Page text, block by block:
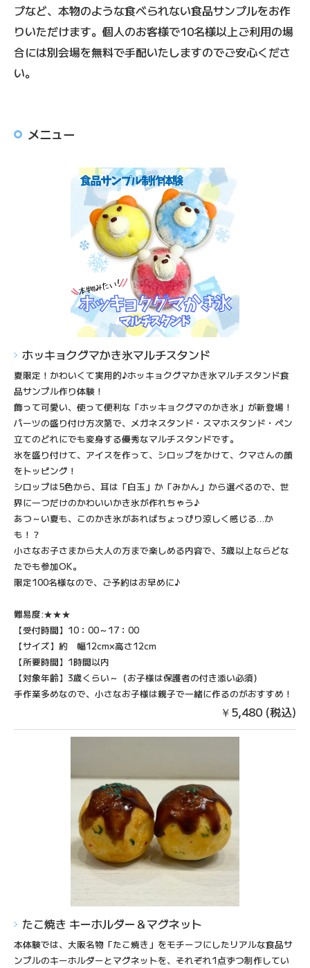
プなど、本物のような食べられない食品サンプルをお作
りいただけます。個人のお客様で10名様以上ご利用の場
合には別会場を無料で手配いたしますのでご安心くださ
い。
メニュー
ホッキョクグマかき氷マルチスタンド
夏限定！かわいくて実用的♪ホッキョクグマかき氷マルチスタンド食
品サンプル作り体験！
飾って可愛い、使って便利な「ホッキョクグマのかき氷」が新登場！
パーツの盛り付け方次第で、メガネスタンド・スマホスタンド・ペン
立てのどれにでも変身する優秀なマルチスタンドです。
氷を盛り付けて、アイスを作って、シロップをかけて、クマさんの顔
をトッピング！
シロップは5色から、耳は「白玉」か「みかん」から選べるので、世
界に一つだけのかわいいかき氷が作れちゃう♪
あつ～い夏も、このかき氷があればちょっぴり涼しく感じる…か
も！？
小さなお子さまから大人の方まで楽しめる内容で、3歳以上ならどな
たでも参加OK。
限定100名様なので、ご予約はお早めに♪
難易度:★★★
【受付時間】10：00～17：00
【サイズ】約 幅12cm×高さ12cm
​【所要時間】1時間以内
【対象年齢】3歳くらい～（お子様は保護者の付き添い必須）
手作業多めなので、小さなお子様は親子で一緒に作るのがおすすめ！
￥5,480 (税込)
たこ焼き キーホルダー＆マグネット
本体験では、大阪名物「たこ焼き」をモチーフにしたリアルな食品サ
ンプルのキーホルダーとマグネットを、それぞれ1点ずつ制作してい